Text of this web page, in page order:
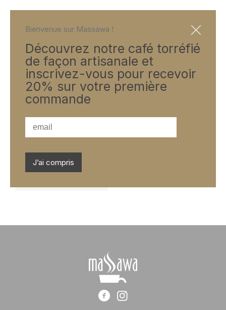
panier
Votre panier est actuellement vide.
Bienvenue sur Massawa !
Découvrez notre café torréfié
de façon artisanale et
inscrivez-vous pour recevoir
20% sur votre première
commande
J’ai compris